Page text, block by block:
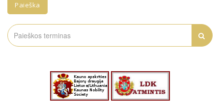
Paieška
Search
for: